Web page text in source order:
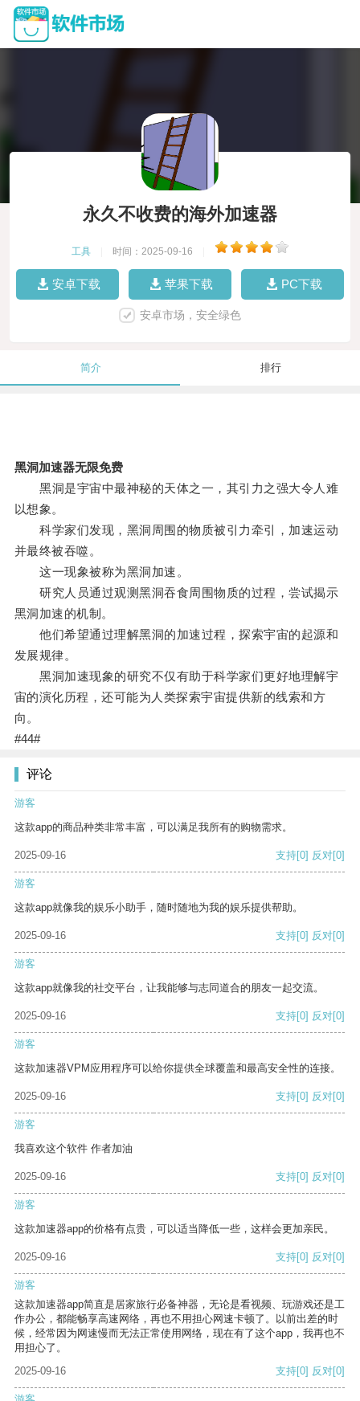
永久不收费的海外加速器
工具 时间：2025-09-16
安卓下载 苹果下载 PC下载
安卓市场，安全绿色
简介 排行
黑洞加速器无限免费
黑洞是宇宙中最神秘的天体之一，其引力之强大令人难
以想象。
科学家们发现，黑洞周围的物质被引力牵引，加速运动
并最终被吞噬。
这一现象被称为黑洞加速。
研究人员通过观测黑洞吞食周围物质的过程，尝试揭示
黑洞加速的机制。
他们希望通过理解黑洞的加速过程，探索宇宙的起源和
发展规律。
黑洞加速现象的研究不仅有助于科学家们更好地理解宇
宙的演化历程，还可能为人类探索宇宙提供新的线索和方
向。
#44#
评论
游客
这款app的商品种类非常丰富，可以满足我所有的购物需求。
2025-09-16 支持[0] 反对[0]
游客
这款app就像我的娱乐小助手，随时随地为我的娱乐提供帮助。
2025-09-16 支持[0] 反对[0]
游客
这款app就像我的社交平台，让我能够与志同道合的朋友一起交流。
2025-09-16 支持[0] 反对[0]
游客
这款加速器VPM应用程序可以给你提供全球覆盖和最高安全性的连接。
2025-09-16 支持[0] 反对[0]
游客
我喜欢这个软件 作者加油
2025-09-16 支持[0] 反对[0]
游客
这款加速器app的价格有点贵，可以适当降低一些，这样会更加亲民。
2025-09-16 支持[0] 反对[0]
游客
这款加速器app简直是居家旅行必备神器，无论是看视频、玩游戏还是工
作办公，都能畅享高速网络，再也不用担心网速卡顿了。以前出差的时
候，经常因为网速慢而无法正常使用网络，现在有了这个app，我再也不
用担心了。
2025-09-16
支持[0] 反对[0]